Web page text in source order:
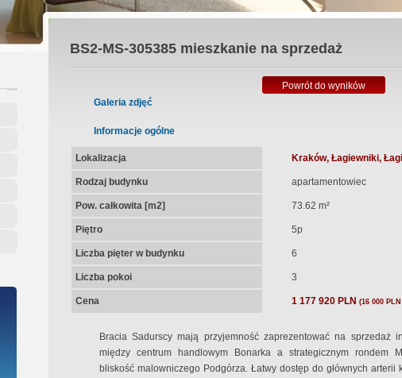
Umowa Notarialna
BS2-MS-305385mieszkanie na sprzedaż
Powrót do wyników
Galeria zdjęć
Informacje ogólne
Lokalizacja Kraków, Łagiewniki,
Rodzaj budynku apartamentowiec
Pow. całkowita [m2] 73.62 m²
Piętro 5p
Liczba pięter w budynku 6
Liczba pokoi 3
Cena 1 177 920 PLN (16 000 PLN
Bracia Sadurscy mają przyjemność zaprezentować na sprzedaż
między centrum handlowym Bonarka a strategicznym rondem
bliskość malowniczego Podgórza. Łatwy dostęp do głównych arterii